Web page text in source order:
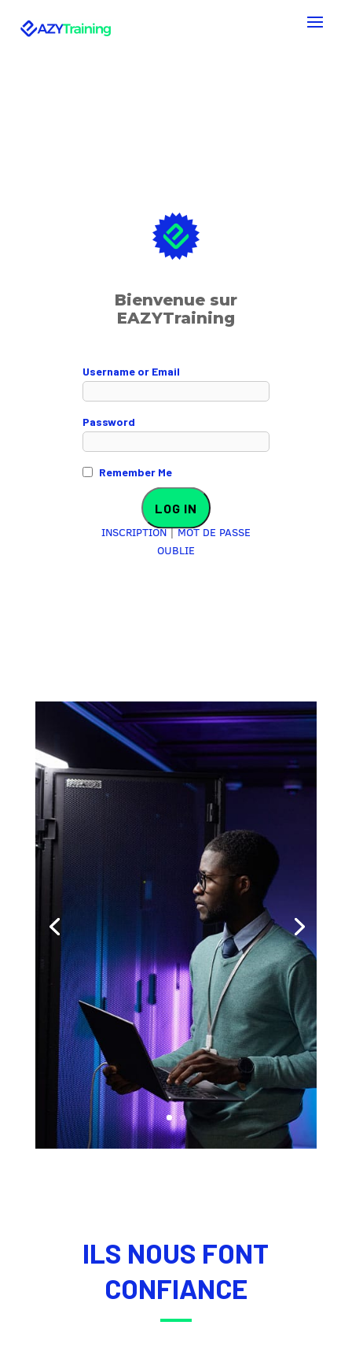
Bienvenue sur
EAZYTraining
Username or Email
Password
Remember Me
INSCRIPTION|MOT DE PASSE
OUBLIE
ILS NOUS FONT
CONFIANCE